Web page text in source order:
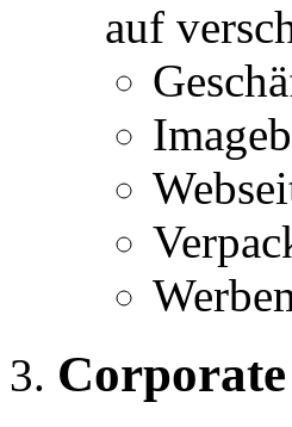
auf